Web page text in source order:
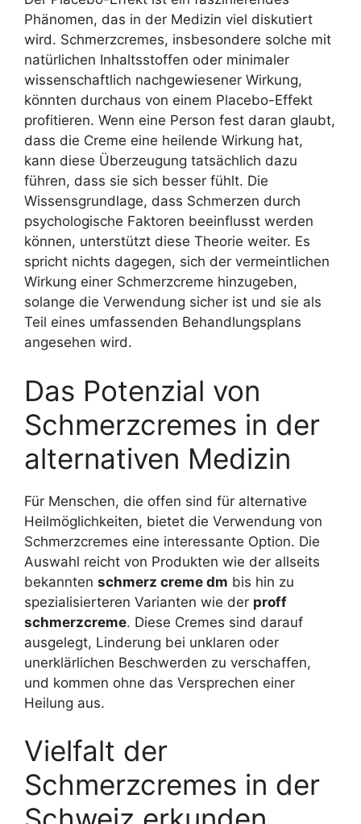
Phänomen, das in der Medizin viel diskutiert
wird. Schmerzcremes, insbesondere solche mit
natürlichen Inhaltsstoffen oder minimaler
wissenschaftlich nachgewiesener Wirkung,
könnten durchaus von einem Placebo-Effekt
profitieren. Wenn eine Person fest daran glaubt,
dass die Creme eine heilende Wirkung hat,
kann diese Überzeugung tatsächlich dazu
führen, dass sie sich besser fühlt. Die
Wissensgrundlage, dass Schmerzen durch
psychologische Faktoren beeinflusst werden
können, unterstützt diese Theorie weiter. Es
spricht nichts dagegen, sich der vermeintlichen
Wirkung einer Schmerzcreme hinzugeben,
solange die Verwendung sicher ist und sie als
Teil eines umfassenden Behandlungsplans
angesehen wird.
Das Potenzial von
Schmerzcremes in der
alternativen Medizin
Für Menschen, die offen sind für alternative
Heilmöglichkeiten, bietet die Verwendung von
Schmerzcremes eine interessante Option. Die
Auswahl reicht von Produkten wie der allseits
bekannten schmerz creme dm bis hin zu
spezialisierteren Varianten wie der proff
schmerzcreme. Diese Cremes sind darauf
ausgelegt, Linderung bei unklaren oder
unerklärlichen Beschwerden zu verschaffen,
und kommen ohne das Versprechen einer
Heilung aus.
Vielfalt der
Schmerzcremes in der